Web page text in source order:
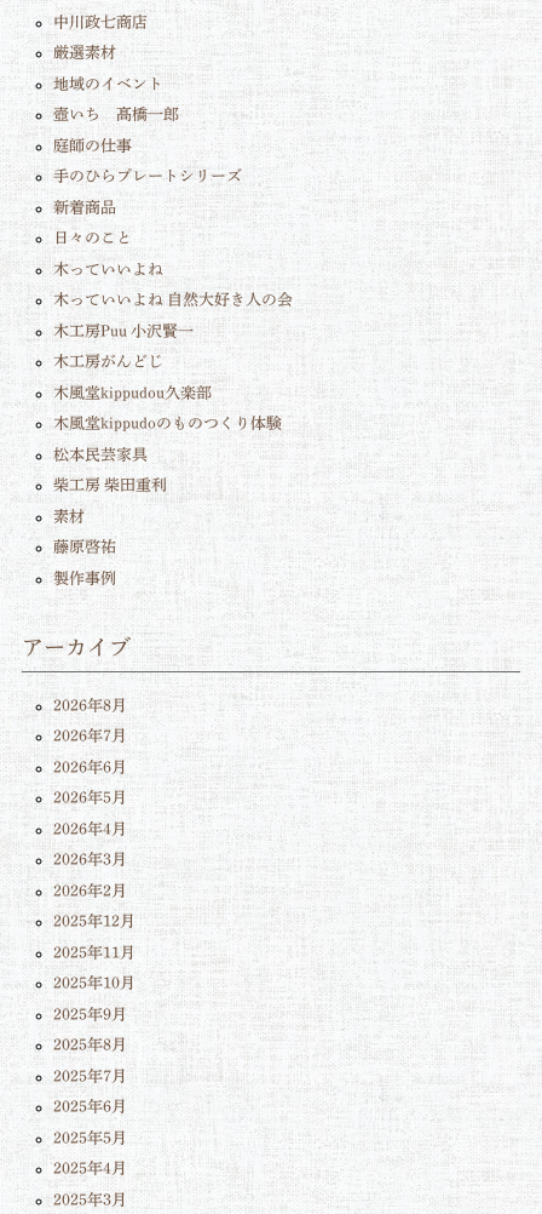
中川政七商店
厳選素材
地域のイベント
壺いち 髙橋一郎
庭師の仕事
手のひらプレートシリーズ
新着商品
日々のこと
木っていいよね
木っていいよね 自然大好き人の会
木工房Puu 小沢賢一
木工房がんどじ
木風堂kippudou久楽部
木風堂kippudoのものつくり体験
松本民芸家具
柴工房 柴田重利
素材
藤原啓祐
製作事例
アーカイブ
2026年8月
2026年7月
2026年6月
2026年5月
2026年4月
2026年3月
2026年2月
2025年12月
2025年11月
2025年10月
2025年9月
2025年8月
2025年7月
2025年6月
2025年5月
2025年4月
2025年3月